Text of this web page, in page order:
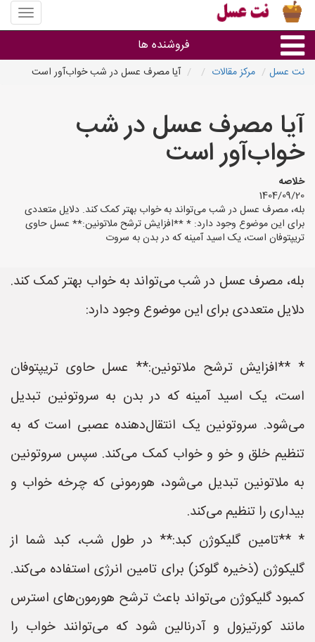
منوی
سایت
عسل
فروشنده ها
استان ها
نت عسل مرکز مقالات آیا مصرف عسل در شب خواب‌آور است
آیا مصرف عسل در شب
خواب‌آور است
خلاصه
1404/09/20
بله، مصرف عسل در شب می‌تواند به خواب بهتر کمک کند. دلایل متعددی
برای این موضوع وجود دارد: * **افزایش ترشح ملاتونین:** عسل حاوی
تریپتوفان است، یک اسید آمینه که در بدن به سروت
بله، مصرف عسل در شب می‌تواند به خواب بهتر کمک کند.
دلایل متعددی برای این موضوع وجود دارد:
* **افزایش ترشح ملاتونین:** عسل حاوی تریپتوفان
است، یک اسید آمینه که در بدن به سروتونین تبدیل
می‌شود. سروتونین یک انتقال‌دهنده عصبی است که به
تنظیم خلق و خو و خواب کمک می‌کند. سپس سروتونین
به ملاتونین تبدیل می‌شود، هورمونی که چرخه خواب و
بیداری را تنظیم می‌کند.
* **تامین گلیکوژن کبد:** در طول شب، کبد شما از
گلیکوژن (ذخیره گلوکز) برای تامین انرژی استفاده می‌کند.
کمبود گلیکوژن می‌تواند باعث ترشح هورمون‌های استرس
مانند کورتیزول و آدرنالین شود که می‌توانند خواب را